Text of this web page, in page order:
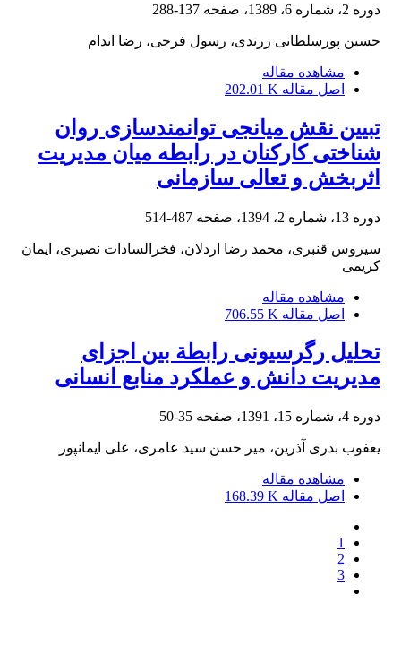
دوره 2، شماره 6، 1389، صفحه 137-288
حسین پورسلطانی زرندی، رسول فرجی، رضا اندام
مشاهده مقاله
اصل مقاله 202.01 K
تبیین نقش میانجی توانمندسازی روان
شناختی کارکنان در رابطه میان مدیریت
اثربخش و تعالی سازمانی
دوره 13، شماره 2، 1394، صفحه 487-514
سیروس قنبری، محمد رضا اردلان، فخرالسادات نصیری، ایمان
کریمی
مشاهده مقاله
اصل مقاله 706.55 K
تحلیل رگرسیونی رابطة بین اجزای
مدیریت دانش و عملکرد منابع انسانی
دوره 4، شماره 15، 1391، صفحه 35-50
یعفوب بدری آذرین، میر حسن سید عامری، علی ایمانپور
مشاهده مقاله
اصل مقاله 168.39 K
1
2
3